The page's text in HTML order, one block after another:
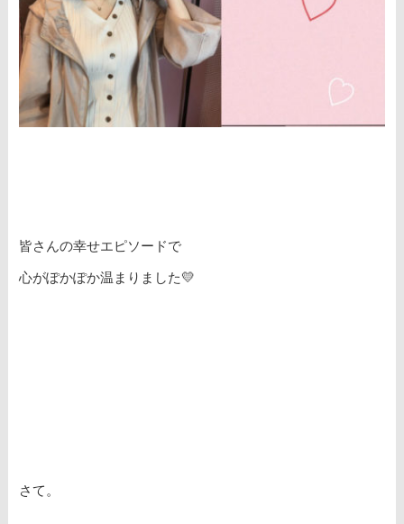
皆さんの幸せエピソードで
心がぽかぽか温まりました💛
さて。